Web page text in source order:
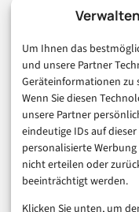
Um Ihnen das
und unsere Partner
Geräteinformationen zu
Wenn Sie diesen
unsere Partner
eindeutige IDs auf
personalisierte
nicht erteilen oder
beeinträchtigt werden.
Klicken Sie unten, um
Eigene Infografik:
Software.
Für die Vorauswahl
Fragen beantworten:
Welche Teams
System für
eine Plattform für